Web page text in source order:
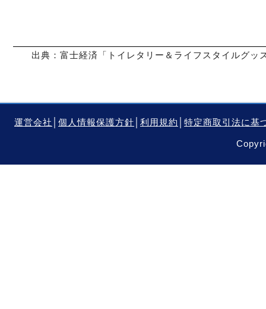
出典：富士経済「トイレタリー＆ライフスタイルグ
運営会社 個人情報保護方針 利用規約 特定商取引法に基